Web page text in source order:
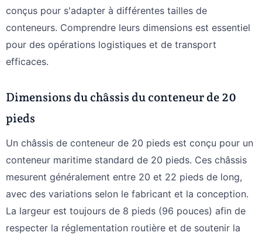
conçus pour s'adapter à différentes tailles de
conteneurs. Comprendre leurs dimensions est essentiel
pour des opérations logistiques et de transport
efficaces.
Dimensions du châssis du conteneur de 20
pieds
Un châssis de conteneur de 20 pieds est conçu pour un
conteneur maritime standard de 20 pieds. Ces châssis
mesurent généralement entre 20 et 22 pieds de long,
avec des variations selon le fabricant et la conception.
La largeur est toujours de 8 pieds (96 pouces) afin de
respecter la réglementation routière et de soutenir la